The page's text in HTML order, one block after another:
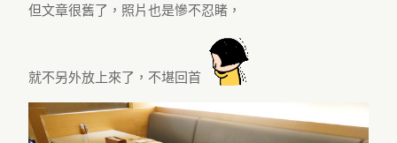
但文章很舊了，照片也是慘不忍睹，
就不另外放上來了，不堪回首